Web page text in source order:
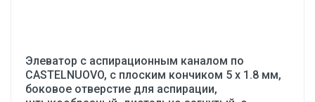
Элеватор с аспирационным каналом по
CASTELNUOVO, с плоским кончиком 5 х 1.8 мм,
боковое отверстие для аспирации,